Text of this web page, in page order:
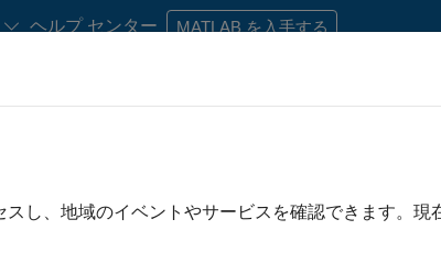
ヘルプ センター MATLAB を入手する
マーケティング コミュニケーション ビジネス モデル チーム
し、地域のイベントやサービスを確認できます。現